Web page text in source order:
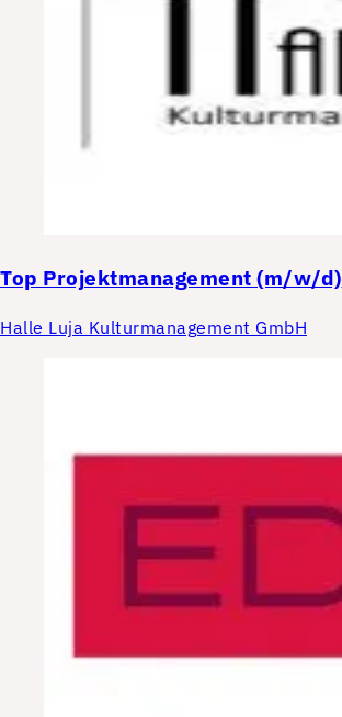
Top Projektmanagement (m/w/d)
Halle Luja Kulturmanagement GmbH